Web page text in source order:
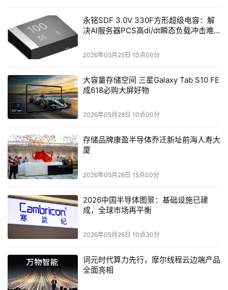
浪潮云总经理颜亮表示，为解决这些问题，浪潮云的分布式
智能云战略聚焦可信赖、可落地、可持续三个特性。
在可信赖方面，通过合法合规、安全承载和技术保障，确保
数据和模型的安全。例如，浪潮云的模型、智能体、算法三
了坚实的安全支撑。
在可落地方面，针对用户预期理想化、数据基础设施不成熟
和组织挑战预估不充分等问题，浪潮云提出场景匹配、数据
匹配和组织匹配的三部曲。以12345热线服务应用为例，通
过智能体的试驾和优化，显著提升了工作效率。
在可持续方面，浪潮云通过建立数智人大学和医院，关注数
产品创新：开启分布式智能云产品新范式
永铭SDF 3.0V 330F方形超级电容：解
决AI服务器PCS高di/dt瞬态负载冲击难
2026年05月25日 10点00分
大容量存储空间 三星Galaxy Tab S10 FE
成618必购大屏好物
2026年05月28日 10点00分
存储品牌康盈半导体乔迁新址前海人寿大
厦
2026年05月26日 15点00分
2026中国半导体图景：基础设施已建
成，全球市场再平衡
2026年05月26日 10点30分
词元时代算力先行，摩尔线程云边端产品
全面亮相